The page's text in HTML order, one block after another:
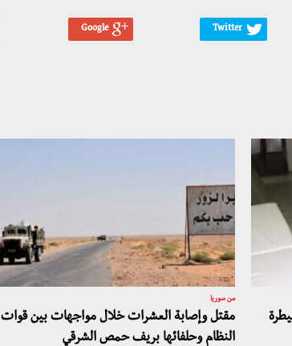
من سوريا
مقتل وإصابة العشرات خلال مواجهات بين قوات
النظام وحلفائها بريف حمص الشرقي